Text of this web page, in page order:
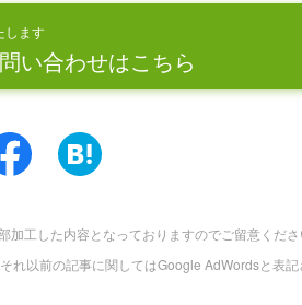
します
い合わせはこちら
工した内容となっておりますのでご留意くださ
れ以前の記事に関してはGoogle AdWordsと表